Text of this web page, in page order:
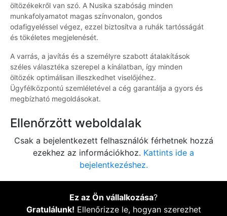
öltözékekről van szó. A Nusika szabóság minden
munkafolyamatot magas színvonalon, gondos
odafigyeléssel végez, ezzel biztosítva a ruhák tartósságát
és tökéletes megjelenését.
A varrás, a javítás és a személyre szabott átalakítások
széles választéka szerepel a kínálatban, így minden
öltözék optimálisan illeszkedhet viselőjéhez.
Ügyfélközpontú szemléletével a cég garantálja a gyors és
megbízható megoldásokat.
Ellenőrzött weboldalak
Csak a bejelentkezett felhasználók férhetnek hozzá
ezekhez az információkhoz. Kattints ide a
bejelentkezéshez.
Ez az Ön vállalkozása?
Gratulálunk! Ellenőrizze le, hogyan szerezhet